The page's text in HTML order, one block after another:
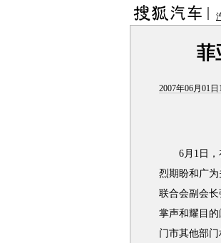
菲
2007年06月01日
6月1日，
烈期盼和广为
联合会副会长
掌声和耀目
门市其他部